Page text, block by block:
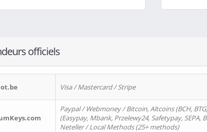
officiels
Visa / Mastercard / Stripe
Paypal / Webmoney / Bitcoin, Altcoins (BCH, BTG,
(Easypay, Mbank, Przelewy24, Safetypay,
Neteller / Local Methods (25+ methods)